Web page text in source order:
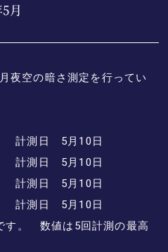
月
夜空の暗さ測定を行ってい
測日 5月10日
測日 5月10日
測日 5月10日
測日 5月10日
す。 数値は5回計測の最高